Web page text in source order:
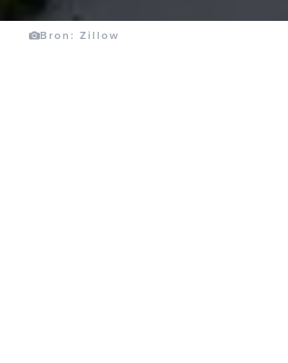
Bron: Zillow